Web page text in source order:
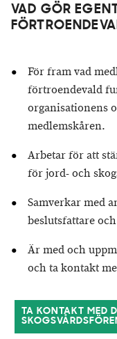
VAD GÖR
För fram vad
förtroendevald
organisationens
medlemskåren.
Arbetar för att
för jord- och
Samverkar med
beslutsfattare
Är med och
och ta kontakt
TA KONTAKT MED